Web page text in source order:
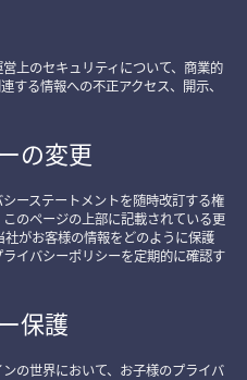
上のセキュリティについて、商業的
する情報への不正アクセス、開示、
の変更
ーステートメントを随時改訂する権
のページの上部に記載されている更
がお客様の情報をどのように保護
イバシーポリシーを定期的に確認す
保護
の世界において、お子様のプライバ